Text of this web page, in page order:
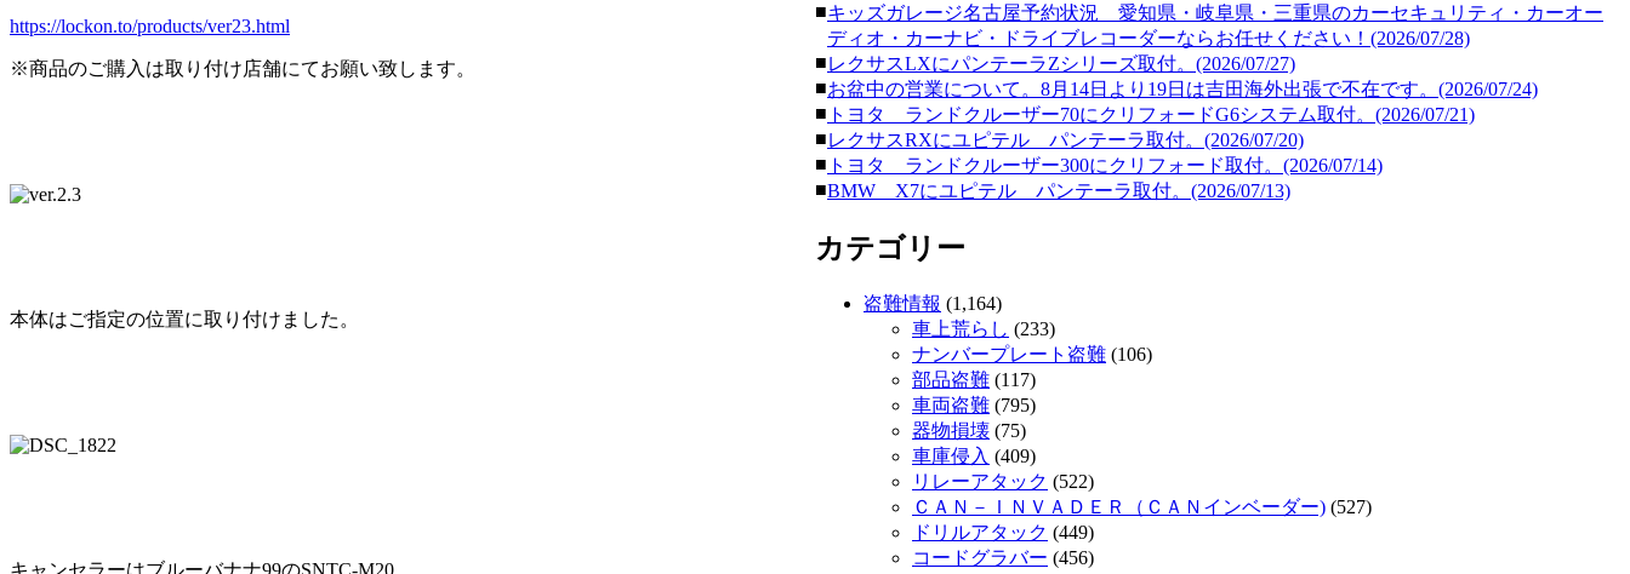
https://lockon.to/products/ver23.html
※商品のご購入は取り付け店舗にてお願い致します。
本体はご指定の位置に取り付けました。
キャンセラーはブルーバナナ99のSNTC-M20。
■キッズガレージ名古屋予約状況 愛知県・岐阜県・三重県のカーセキュリティ・カーオー
ディオ・カーナビ・ドライブレコーダーならお任せください！(2026/07/28)
■レクサスLXにパンテーラZシリーズ取付。(2026/07/27)
■お盆中の営業について。8月14日より19日は吉田海外出張で不在です。(2026/07/24)
■ トヨタ ランドクルーザー70にクリフォードG6システム取付。(2026/07/21)
■レクサスRXにユピテル パンテーラ取付。(2026/07/20)
■ トヨタ ランドクルーザー300にクリフォード取付。(2026/07/14)
■BMW X7にユピテル パンテーラ取付。(2026/07/13)
カテゴリー
盗難情報 (1,164)
車上荒らし (233)
ナンバープレート盗難 (106)
部品盗難 (117)
車両盗難 (795)
器物損壊 (75)
車庫侵入 (409)
リレーアタック (522)
ＣＡＮ－ＩＮＶＡＤＥＲ（ＣＡＮインベーダー) (527)
ドリルアタック (449)
コードグラバー (456)